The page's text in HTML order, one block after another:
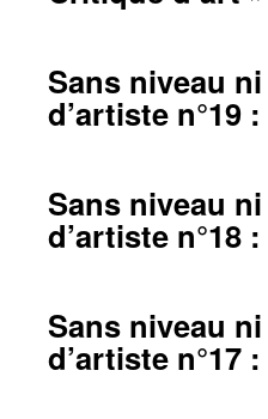
Sans niveau
d’artiste n°19
Sans niveau
d’artiste n°18
Sans niveau
d’artiste n°17